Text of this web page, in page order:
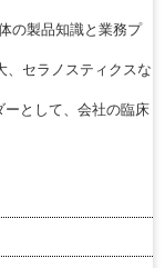
の製品知識と業務プ
、セラノスティクスな
として、会社の臨床